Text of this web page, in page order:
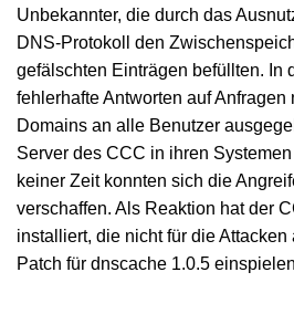
Unbekannter, die durch das
DNS-Protokoll den
gefälschten Einträgen befüllten. In
fehlerhafte Antworten auf Anfragen
Domains an alle Benutzer
Server des CCC in ihren
keiner Zeit konnten sich die
verschaffen. Als Reaktion hat der
installiert, die nicht für die
Patch für dnscache 1.0.5